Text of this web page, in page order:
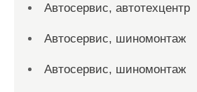
Автосервис, автотехцентр
Автосервис, шиномонтаж
Автосервис, шиномонтаж